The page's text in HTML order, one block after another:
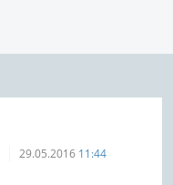
29.05.2016 11:44